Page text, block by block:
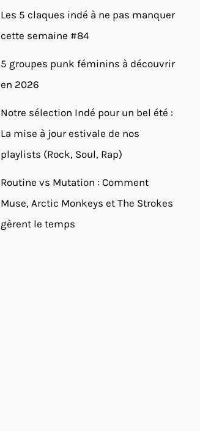
Les 5 claques indé à ne pas manquer
cette semaine #84
5 groupes punk féminins à découvrir
en 2026
Notre sélection Indé pour un bel été :
La mise à jour estivale de nos
playlists (Rock, Soul, Rap)
Routine vs Mutation : Comment
Muse, Arctic Monkeys et The Strokes
gèrent le temps